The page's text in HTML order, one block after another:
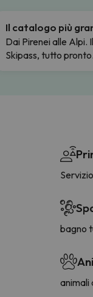
Il catalogo più
Dai Pirenei alle Alpi.
Skipass, tutto pronto.
bagno
animali